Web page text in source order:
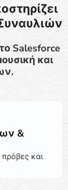
Salesforce
και
&
πρόβες και